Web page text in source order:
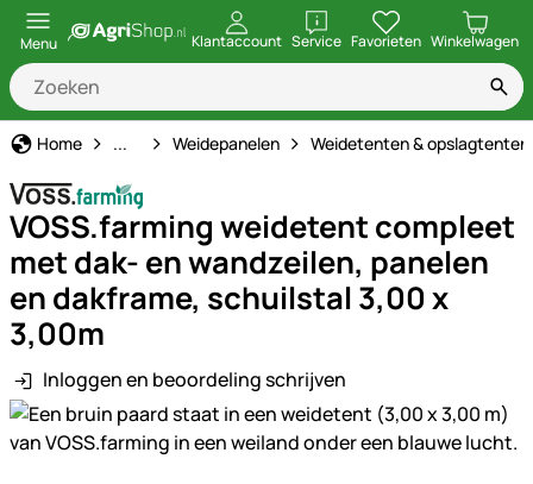
Menu Klantaccount ServiceopenenFavorieten Winkelwagen
Home Schrikdraad
... Weidepanelen Weidetenten & opslagtenten
VOSS.farming weidetent compleet
met dak- en wandzeilen, panelen
en dakframe, schuilstal 3,00 x
3,00m
Inloggen en beoordeling schrijven
Productgalerij